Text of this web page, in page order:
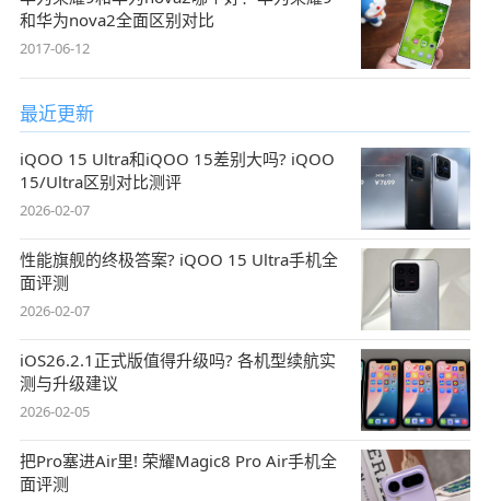
和华为nova2全面区别对比
2017-06-12
最近更新
iQOO 15 Ultra和iQOO 15差别大吗? iQOO
15/Ultra区别对比测评
2026-02-07
性能旗舰的终极答案? iQOO 15 Ultra手机全
面评测
2026-02-07
iOS26.2.1正式版值得升级吗? 各机型续航实
测与升级建议
2026-02-05
把Pro塞进Air里! 荣耀Magic8 Pro Air手机全
面评测